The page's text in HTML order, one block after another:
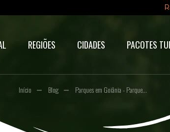
REGIÕES CIDADES PACOTES
Início Blog Parques em Goiânia - Parque...